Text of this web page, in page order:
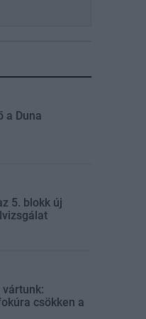
a Duna
5. blokk új
vártunk:
csökken a